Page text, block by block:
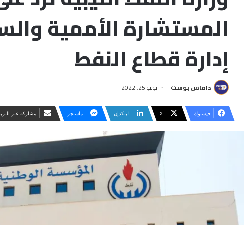
المستشارة الأممية
إدارة قطاع النفط
داماس بوست يوليو 25, 2022
فيسبوك ‫X لينكدإن ماسنجر مشاركة عبر البريد